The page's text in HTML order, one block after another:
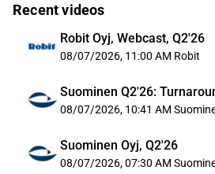
Recent videos
Robit Oyj, Webcast, Q2'26
08/07/2026, 11:00 AM Robit
Suominen Q2'26:
08/07/2026, 10:41 AM
Suominen Oyj, Q2'26
08/07/2026, 07:30 AM